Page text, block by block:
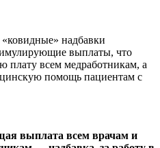
надбавки
выплаты, что
плату всем медработникам, а
помощь пациентам с
выплата всем врачам и